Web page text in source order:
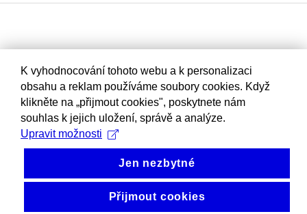
K vyhodnocování tohoto webu a k personalizaci
obsahu a reklam používáme soubory cookies. Když
klikněte na „přijmout cookies", poskytnete nám
souhlas k jejich uložení, správě a analýze.
Upravit možnosti
Jen nezbytné
Přijmout cookies